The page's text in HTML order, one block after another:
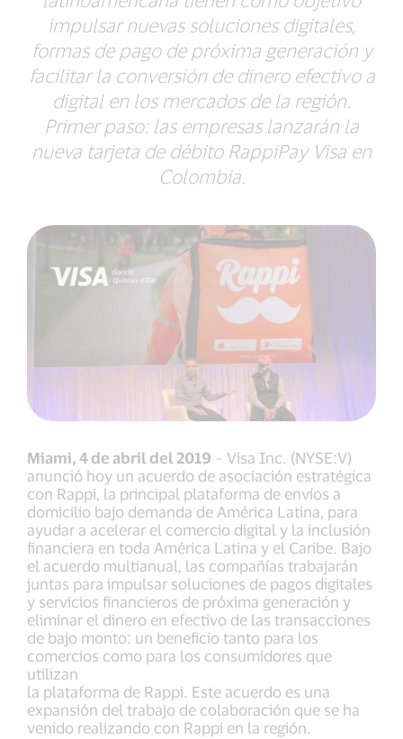
impulsar nuevas soluciones digitales,
formas de pago de próxima generación y
facilitar la conversión de dinero efectivo a
digital en los mercados de la región.
Primer paso: las empresas lanzarán la
nueva tarjeta de débito RappiPay Visa en
Colombia.
Miami, 4 de abril del 2019 – Visa Inc. (NYSE:V)
anunció hoy un acuerdo de asociación estratégica
con Rappi, la principal plataforma de envíos a
domicilio bajo demanda de América Latina, para
ayudar a acelerar el comercio digital y la inclusión
financiera en toda América Latina y el Caribe. Bajo
el acuerdo multianual, las compañías trabajarán
juntas para impulsar soluciones de pagos digitales
y servicios financieros de próxima generación y
eliminar el dinero en efectivo de las transacciones
de bajo monto: un beneficio tanto para los
comercios como para los consumidores que
utilizan
la plataforma de Rappi. Este acuerdo es una
expansión del trabajo de colaboración que se ha
venido realizando con Rappi en la región.